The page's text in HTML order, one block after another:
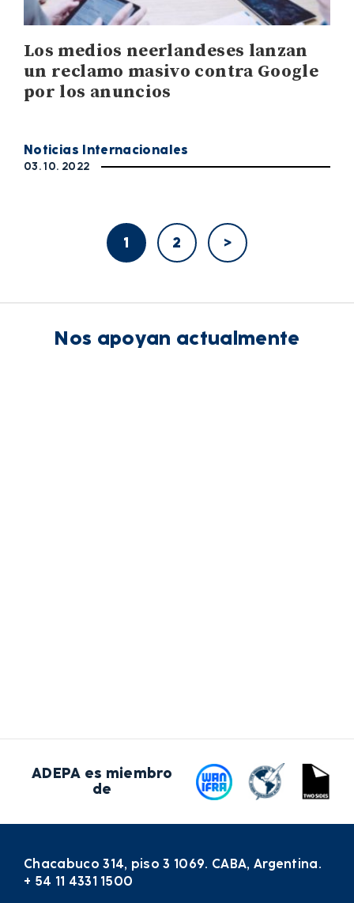
Los medios neerlandeses lanzan
un reclamo masivo contra Google
por los anuncios
Noticias Internacionales
03. 10. 2022
1 2 >
Nos apoyan actualmente
ADEPA es miembro
de
Chacabuco 314, piso 3 1069. CABA, Argentina.
+ 54 11 4331 1500